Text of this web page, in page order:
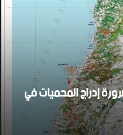
إدراج المحميات في